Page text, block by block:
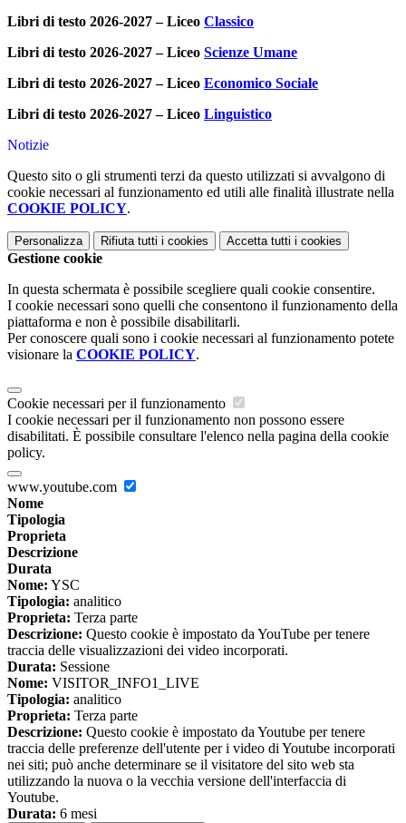
Libri di testo 2026-2027 – Liceo Classico
Libri di testo 2026-2027 – Liceo Scienze Umane
Libri di testo 2026-2027 – Liceo Economico Sociale
Libri di testo 2026-2027 – Liceo Linguistico
Notizie
Questo sito o gli strumenti terzi da questo utilizzati si avvalgono di
cookie necessari al funzionamento ed utili alle finalità illustrate nella
COOKIE POLICY.
Personalizza Rifiuta tutti i cookies Accetta tutti i cookies
Gestione cookie
In questa schermata è possibile scegliere quali cookie consentire.
I cookie necessari sono quelli che consentono il funzionamento della
piattaforma e non è possibile disabilitarli.
Per conoscere quali sono i cookie necessari al funzionamento potete
visionare la COOKIE POLICY.
Cookie necessari per il funzionamento
I cookie necessari per il funzionamento non possono essere
disabilitati. È possibile consultare l'elenco nella pagina della cookie
policy.
www.youtube.com
Nome
Tipologia
Proprieta
Descrizione
Durata
Nome: YSC
Tipologia: analitico
Proprieta: Terza parte
Descrizione: Questo cookie è impostato da YouTube per tenere
traccia delle visualizzazioni dei video incorporati.
Durata: Sessione
Nome: VISITOR_INFO1_LIVE
Tipologia: analitico
Proprieta: Terza parte
Descrizione: Questo cookie è impostato da Youtube per tenere
traccia delle preferenze dell'utente per i video di Youtube incorporati
nei siti; può anche determinare se il visitatore del sito web sta
utilizzando la nuova o la vecchia versione dell'interfaccia di
Youtube.
Durata: 6 mesi